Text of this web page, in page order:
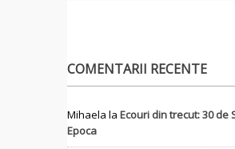
COMENTARII RECENTE
Mihaela la Ecouri din trecut: 30 de
Epoca